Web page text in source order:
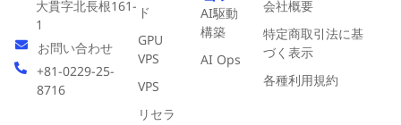
大貫字北長根161-
1
お問い合わせ
+81-0229-25-
8716
ド
GPU
VPS
VPS
リセラ
AI駆動
構築
AI Ops
会社概要
特定商取引法に基
づく表示
各種利用規約